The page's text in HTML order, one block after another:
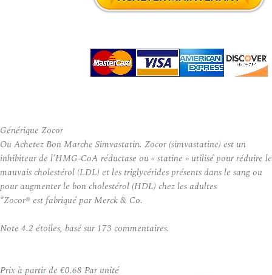
Générique Zocor
Ou Achetez Bon Marche Simvastatin. Zocor (simvastatine) est un
inhibiteur de l’HMG-CoA réductase ou « statine » utilisé pour réduire le
mauvais cholestérol (LDL) et les triglycérides présents dans le sang ou
pour augmenter le bon cholestérol (HDL) chez les adultes
*Zocor® est fabriqué par Merck & Co.
Note 4.2 étoiles, basé sur 173 commentaires.
Prix à partir de €0.68 Par unité